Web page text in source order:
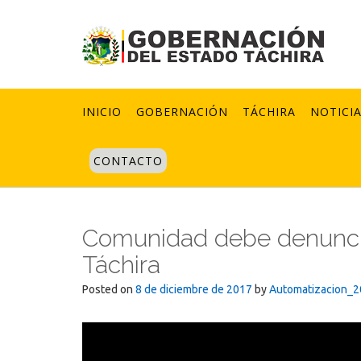
INICIO GOBERNACIÓN TÁCHIRA
CONTACTO
Comunidad debe
Táchira
Posted on 8 de diciembre de 2017 by